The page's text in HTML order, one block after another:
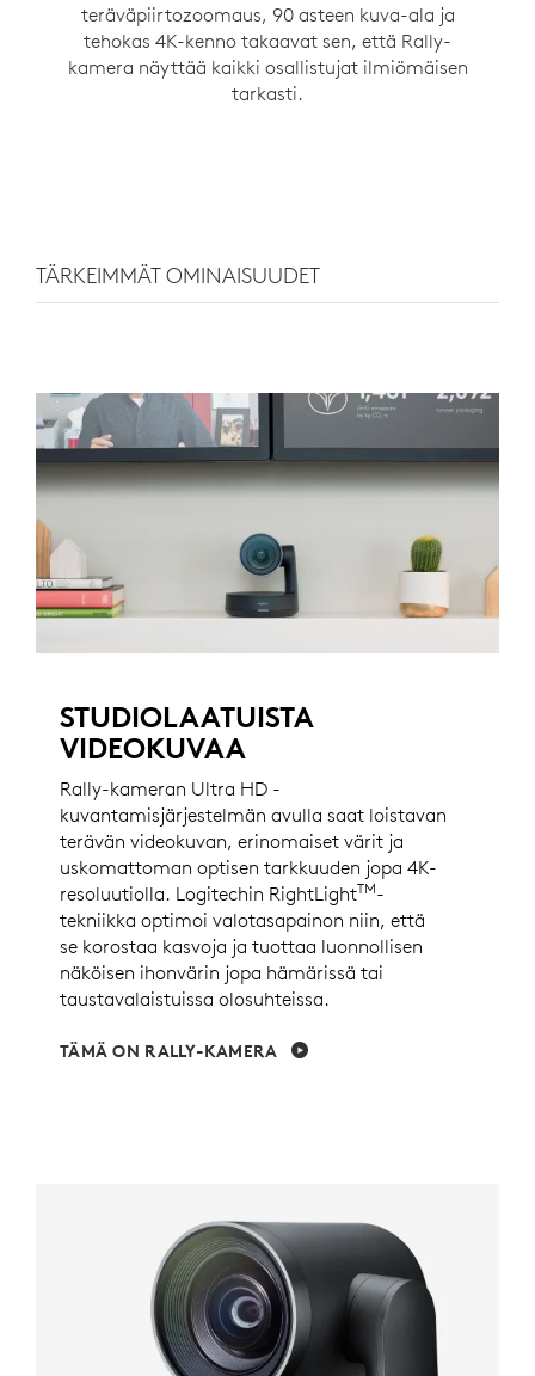
teräväpiirtozoomaus, 90 asteen kuva-ala ja
tehokas 4K-kenno takaavat sen, että Rally-
kamera näyttää kaikki osallistujat ilmiömäisen
tarkasti.
TÄRKEIMMÄT OMINAISUUDET
STUDIOLAATUISTA
VIDEOKUVAA
Rally-kameran Ultra HD -
kuvantamisjärjestelmän avulla saat loistavan
terävän videokuvan, erinomaiset värit ja
uskomattoman optisen tarkkuuden jopa 4K-
resoluutiolla. Logitechin RightLightTM-
tekniikka optimoi valotasapainon niin, että
se korostaa kasvoja ja tuottaa luonnollisen
näköisen ihonvärin jopa hämärissä tai
taustavalaistuissa olosuhteissa.
TÄMÄ ON RALLY-KAMERA